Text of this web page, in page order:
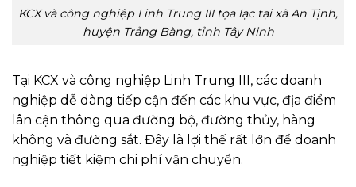
KCX và công nghiệp Linh Trung III tọa lạc tại xã An Tịnh,
huyện Trảng Bàng, tỉnh Tây Ninh
Tại KCX và công nghiệp Linh Trung III, các doanh
nghiệp dễ dàng tiếp cận đến các khu vực, địa điểm
lân cận thông qua đường bộ, đường thủy, hàng
không và đường sắt. Đây là lợi thế rất lớn để doanh
nghiệp tiết kiệm chi phí vận chuyển.